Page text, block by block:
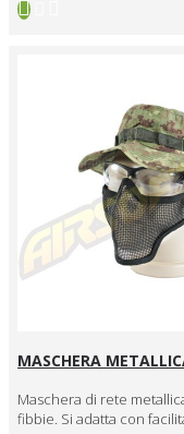
MASCHERA
Maschera di rete
fibbie. Si adatta con